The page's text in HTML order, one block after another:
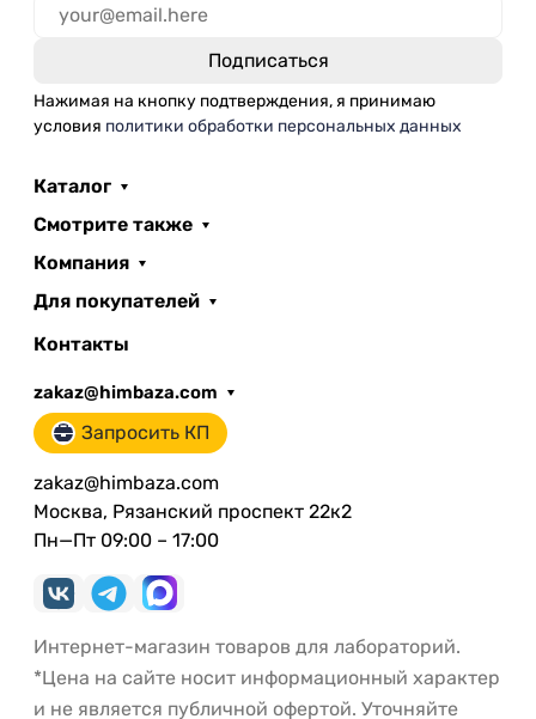
Нажимая на кнопку подтверждения, я принимаю
условия политики обработки персональных данных
Каталог
Смотрите также
Компания
Для покупателей
Контакты
zakaz@himbaza.com
Запросить КП
zakaz@himbaza.com
Москва, Рязанский проспект 22к2
Пн—Пт 09:00 – 17:00
Интернет-магазин товаров для лабораторий.
*Цена на сайте носит информационный характер
и не является публичной офертой. Уточняйте